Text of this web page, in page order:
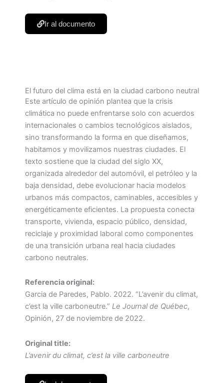
Ir al documento
El futuro del clima está en la ciudad carbono neutral
Este artículo de opinión plantea que la crisis
climática no puede enfrentarse solo con acuerdos
internacionales o cambios tecnológicos aislados,
sino transformando la forma en que diseñamos,
habitamos y movilizamos nuestras ciudades. El
texto sostiene que la ciudad del siglo XX,
organizada alrededor del automóvil, el petróleo y la
baja densidad, debe evolucionar hacia modelos
urbanos más compactos, caminables, accesibles y
energéticamente eficientes. La propuesta conecta
transporte, vivienda, espacio público, densidad,
reciclaje y proximidad laboral como componentes
de una transición urbana real hacia ciudades
carbono neutrales.
Referencia original:
Garcia de Paredes, Pablo. 2022. “L’avenir du climat,
c’est la ville carboneutre.” Le Journal de Québec,
Opinión, 27 de noviembre de 2022.
Original title:
L’avenir du climat, c’est la ville carboneutre